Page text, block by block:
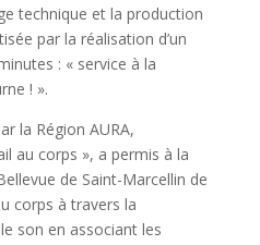
technique et la production
par la réalisation d’un
: « service à la
! ».
la Région AURA,
au corps », a permis à la
de Saint-Marcellin de
corps à travers la
son en associant les